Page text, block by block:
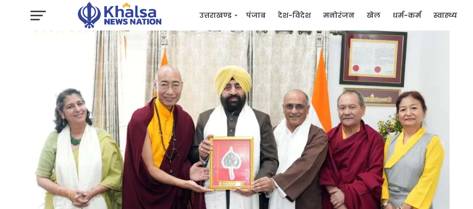
उत्तराखण्ड पंजाब देश-विदेश मनोरंजन खेल धर्म-कर्म स्वास्थ्य
जन मुद्दे